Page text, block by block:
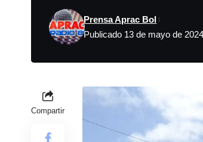
Publicado 13 de mayo de
Prensa Aprac Bol
Compartir